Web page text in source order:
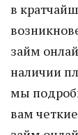
в
займ
наличии
мы
вам